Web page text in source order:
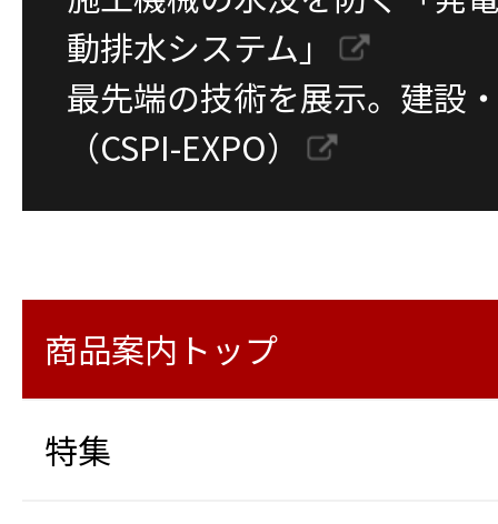
動排水システム」
最先端の技術を展示。建設
（CSPI-EXPO）
商品案内トップ
特集